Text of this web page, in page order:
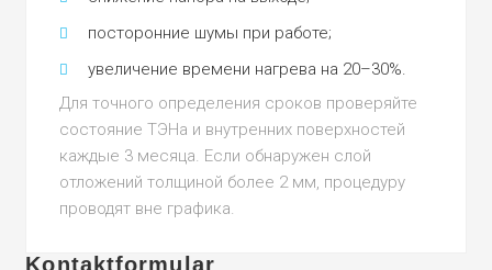
посторонние шумы при работе;
увеличение времени нагрева на 20–30%.
Для точного определения сроков проверяйте
состояние ТЭНа и внутренних поверхностей
каждые 3 месяца. Если обнаружен слой
отложений толщиной более 2 мм, процедуру
проводят вне графика.
Kontaktformular